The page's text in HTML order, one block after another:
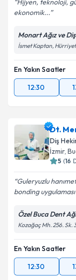
Hijyen, teknoloji,
ekonomik...
Monart Ağız ve
İsmet Kaptan,
En Yakın Saatler
12:30
Dt.
Diş
İzmir,
5 (16
Guleryuzlu
bonding
Özel Buca Dent
Kozağaç Mh. 256. Sk.
En Yakın Saatler
12:30